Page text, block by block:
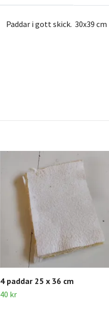
Paddar i gott skick. 30x39 cm
4 paddar 25 x 36 cm
40 kr